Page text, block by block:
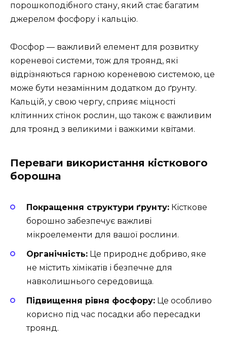
порошкоподібного стану, який стає багатим
джерелом фосфору і кальцію.
Фосфор — важливий елемент для розвитку
кореневої системи, тож для троянд, які
відрізняються гарною кореневою системою, це
може бути незамінним додатком до ґрунту.
Кальцій, у свою чергу, сприяє міцності
клітинних стінок рослин, що також є важливим
для троянд з великими і важкими квітами.
Переваги використання кісткового
борошна
Покращення структури ґрунту: Кісткове
борошно забезпечує важливі
мікроелементи для вашої рослини.
Органічність: Це природнє добриво, яке
не містить хімікатів і безпечне для
навколишнього середовища.
Підвищення рівня фосфору: Це особливо
корисно під час посадки або пересадки
троянд.